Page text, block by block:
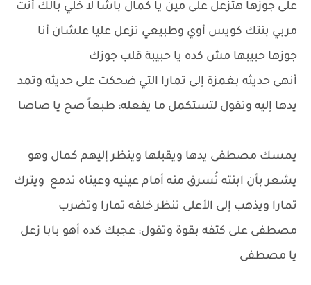
على جوزها هتزعل على مين يا كمال باشا لا خلي بالك أنت
مربي بنتك كويس أوي وطبيعي تزعل عليا علشان أنا
جوزها حبيبها مش كده يا حبيبة قلب جوزك
أنهى حديثه بغمزة إلى تمارا التي ضحكت على حديثه وتمد
يدها إليه وتقول لتستكمل ما يفعله: طبعاً صح يا صاصا
يمسك مصطفى يدها ويقبلها وينظر إليهم كمال وهو
يشعر بأن ابنته تُسرق منه أمام عينيه وعيناه تدمع ويترك
تمارا ويذهب إلى الأعلى تنظر خلفه تمارا وتضرب
مصطفى على كتفه بقوة وتقول: عجبك كده أهو بابا زعل
يا مصطفى